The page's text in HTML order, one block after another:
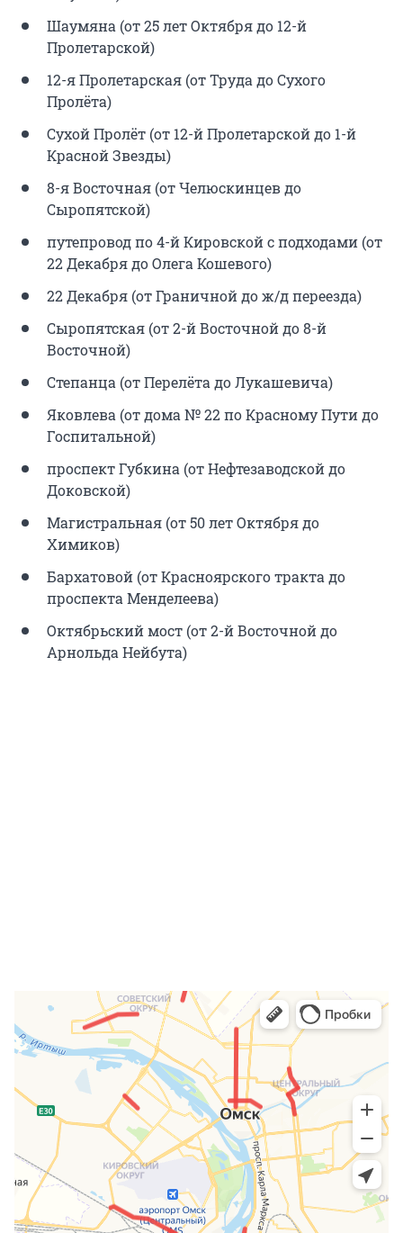
Шаумяна (от 25 лет Октября до 12-й
Пролетарской)
12-я Пролетарская (от Труда до Сухого
Пролёта)
Сухой Пролёт (от 12-й Пролетарской до 1-й
Красной Звезды)
8-я Восточная (от Челюскинцев до
Сыропятской)
путепровод по 4-й Кировской с подходами (от
22 Декабря до Олега Кошевого)
22 Декабря (от Граничной до ж/д переезда)
Сыропятская (от 2-й Восточной до 8-й
Восточной)
Степанца (от Перелёта до Лукашевича)
Яковлева (от дома № 22 по Красному Пути до
Госпитальной)
проспект Губкина (от Нефтезаводской до
Доковской)
Магистральная (от 50 лет Октября до
Химиков)
Бархатовой (от Красноярского тракта до
проспекта Менделеева)
Октябрьский мост (от 2-й Восточной до
Арнольда Нейбута)